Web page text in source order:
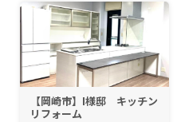
【岡崎市】I様邸 キッチン
リフォーム